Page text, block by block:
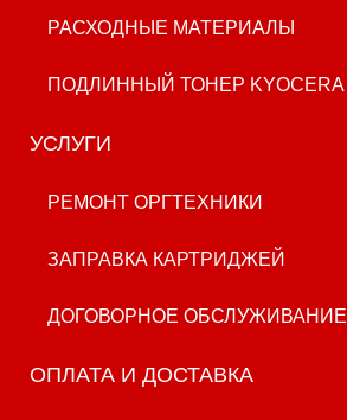
РАСХОДНЫЕ МАТЕРИАЛЫ
ПОДЛИННЫЙ ТОНЕР KYOCERA
УСЛУГИ
РЕМОНТ ОРГТЕХНИКИ
ЗАПРАВКА КАРТРИДЖЕЙ
ДОГОВОРНОЕ ОБСЛУЖИВАНИЕ
ОПЛАТА И ДОСТАВКА